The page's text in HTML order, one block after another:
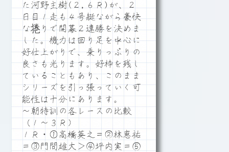
た河野主樹(２,６Ｒ)が、２
日目１走も４号艇ながら豪快
な捲りで開幕２連勝を決めま
した。機力は回り足を中心に
好仕上がりで、乗りっぷりの
良さも光ります。好枠を残し
ていることもあり、このまま
シリーズを引っ張っていく可
能性は十分にあります。
～朝特訓の各レースの比較
（１～３Ｒ）
１Ｒ・①高橋英之＝②林恵祐
＝③門間雄大＞④坪内実＝⑤